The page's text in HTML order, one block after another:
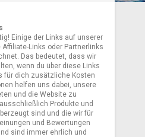
Einige der Links auf unserer
Links oder Partnerlinks
Das bedeutet, dass wir
wenn du über diese Links
für dich zusätzliche Kosten
helfen uns dabei, unsere
und die Website zu
Produkte und
sind und die wir für
und Bewertungen
sind immer ehrlich und